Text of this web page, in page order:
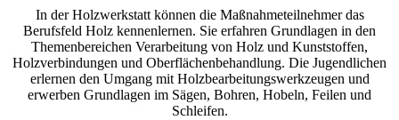
In der Holzwerkstatt können die Maßnahmeteilnehmer das
Berufsfeld Holz kennenlernen. Sie erfahren Grundlagen in den
Themenbereichen Verarbeitung von Holz und Kunststoffen,
Holzverbindungen und Oberflächenbehandlung. Die Jugendlichen
erlernen den Umgang mit Holzbearbeitungswerkzeugen und
erwerben Grundlagen im Sägen, Bohren, Hobeln, Feilen und
Schleifen.